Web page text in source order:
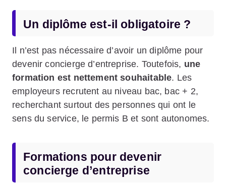
Un diplôme est-il obligatoire ?
Il n’est pas nécessaire d’avoir un diplôme pour
devenir concierge d’entreprise. Toutefois, une
formation est nettement souhaitable. Les
employeurs recrutent au niveau bac, bac + 2,
recherchant surtout des personnes qui ont le
sens du service, le permis B et sont autonomes.
Formations pour devenir
concierge d’entreprise